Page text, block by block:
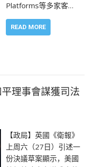
Platforms等多家客…
READ MORE
理事會謀獲司法
【政局】英國《衛報》
上周六（27日）引述一
份決議草案顯示，美國